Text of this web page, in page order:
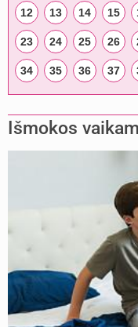
12 13 14 15
23 24 25 26
34 35 36 37
Išmokos